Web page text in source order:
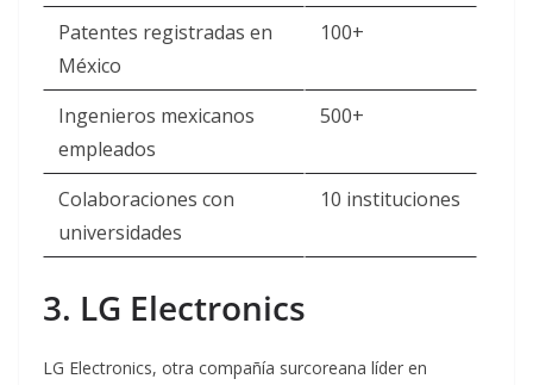
Patentes registradas en
México
100+
Ingenieros mexicanos
empleados
500+
Colaboraciones con
universidades
10 instituciones
3. LG Electronics
LG Electronics, otra compañía surcoreana líder en